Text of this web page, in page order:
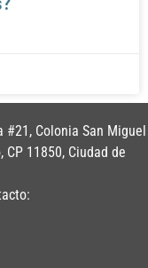
#21, Colonia San Miguel
11850, Ciudad de